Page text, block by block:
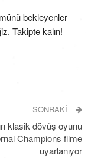
bekleyenler
Takipte kalın!
SONRAKI
klasik dövüş oyunu
Champions filme
uyarlanıyor